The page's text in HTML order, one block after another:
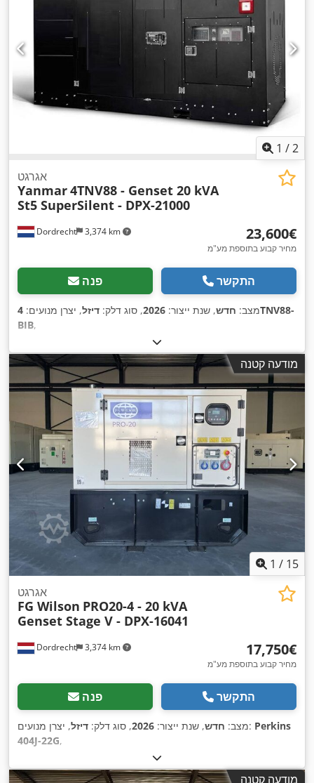
1 /2
Dordrecht 3,374 km
אגרגט
Yanmar4TNV88 - Genset 20 kVA
St5 SuperSilent - DPX-21000
‏23,600 ‏€
מחיר קבוע בתוספת מע"מ
פנה התקשר
מצב: חדש, שנת ייצור: 2026, סוג דלק: דיזל, יצרן מנועים: 4TNV88-
BIB,
מודעה קטנה
1 / 15
Dordrecht 3,374 km
אגרגט
FG Wilson PRO20-4 - 20 kVA
Genset Stage V - DPX-16041
‏17,750 ‏€
מחיר קבוע בתוספת מע"מ
פנה התקשר
מצב: חדש, שנת ייצור: 2026, סוג דלק: דיזל , יצרן מנועים: Perkins
404J-22G,
מודעה קטנה